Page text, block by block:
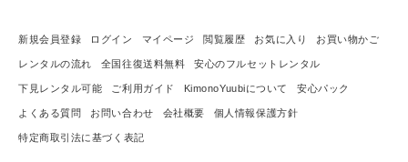
新規会員登録 ログイン マイページ 閲覧履歴 お気に入り お買い物かご
レンタルの流れ 全国往復送料無料 安心のフルセットレンタル
下見レンタル可能 ご利用ガイド KimonoYuubiについて 安心パック
よくある質問 お問い合わせ 会社概要 個人情報保護方針
特定商取引法に基づく表記